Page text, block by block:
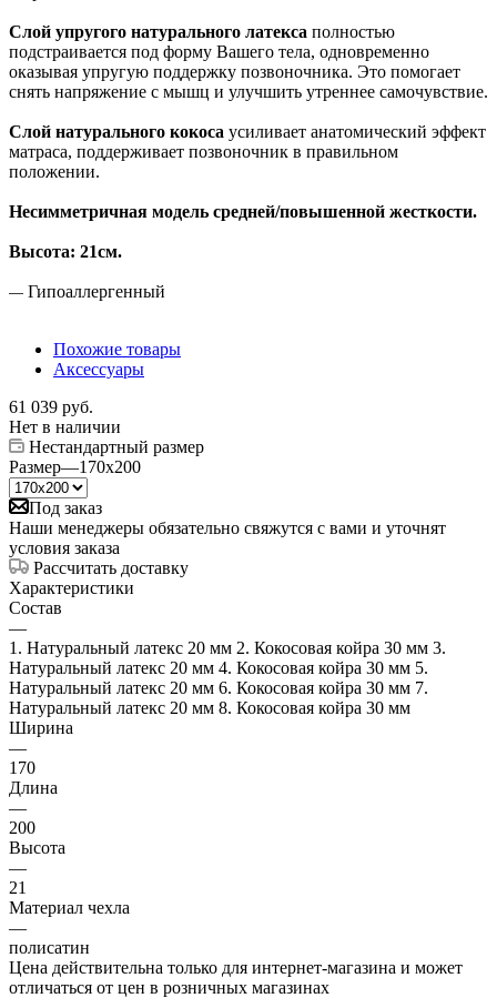
Слой упругого натурального латекса полностью
подстраивается под форму Вашего тела, одновременно
оказывая упругую поддержку позвоночника. Это помогает
снять напряжение с мышц и улучшить утреннее самочувствие.
Слой натурального кокоса усиливает анатомический эффект
матраса, поддерживает позвоночник в правильном
положении.
Несимметричная модель средней/повышенной жесткости.
Высота: 21см.
— Гипоаллергенный
Похожие товары
Аксессуары
61 039 руб.
Нет в наличии
Нестандартный размер
Размер—170x200
Под заказ
Наши менеджеры обязательно свяжутся с вами и уточнят
условия заказа
Рассчитать доставку
Характеристики
Состав
—
1. Натуральный латекс 20 мм 2. Кокосовая койра 30 мм 3.
Натуральный латекс 20 мм 4. Кокосовая койра 30 мм 5.
Натуральный латекс 20 мм 6. Кокосовая койра 30 мм 7.
Натуральный латекс 20 мм 8. Кокосовая койра 30 мм
Ширина
—
170
Длина
—
200
Высота
—
21
Материал чехла
—
полисатин
Цена действительна только для интернет-магазина и может
отличаться от цен в розничных магазинах